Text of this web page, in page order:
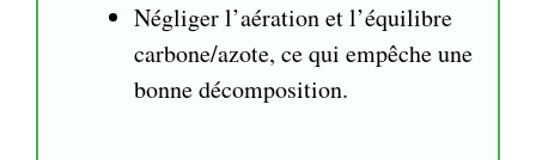
Négliger l’aération et l’équilibre
carbone/azote, ce qui empêche une
bonne décomposition.